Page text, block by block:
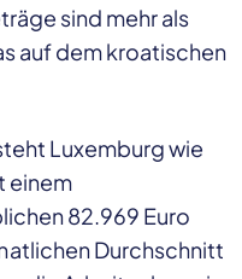
sind mehr als
auf dem kroatischen
Luxemburg wie
einem
82.969 Euro
Durchschnitt